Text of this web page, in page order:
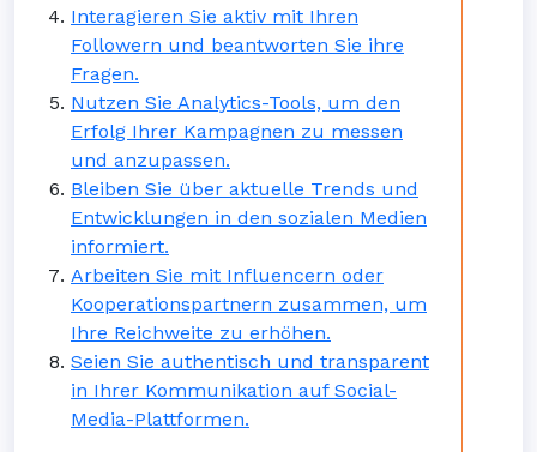
Interagieren Sie aktiv mit Ihren
Followern und beantworten Sie ihre
Fragen.
Nutzen Sie Analytics-Tools, um den
Erfolg Ihrer Kampagnen zu messen
und anzupassen.
Bleiben Sie über aktuelle Trends und
Entwicklungen in den sozialen Medien
informiert.
Arbeiten Sie mit Influencern oder
Kooperationspartnern zusammen, um
Ihre Reichweite zu erhöhen.
Seien Sie authentisch und transparent
in Ihrer Kommunikation auf Social-
Media-Plattformen.